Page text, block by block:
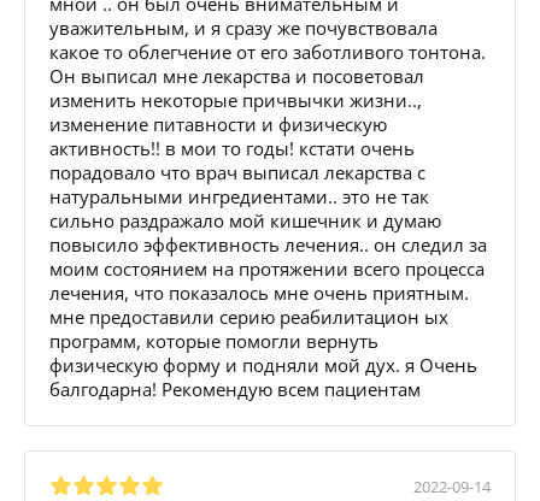
уважительным, и я сразу же почувствовала
какое то облегчение от его заботливого тонтона.
Он выписал мне лекарства и посоветовал
изменить некоторые причвычки жизни..,
изменение питавности и физическую
активность!! в мои то годы! кстати очень
порадовало что врач выписал лекарства с
натуральными ингредиентами.. это не так
сильно раздражало мой кишечник и думаю
повысило эффективность лечения.. он следил за
моим состоянием на протяжении всего процесса
лечения, что показалось мне очень приятным.
мне предоставили серию реабилитацион ых
программ, которые помогли вернуть
физическую форму и подняли мой дух. я Очень
балгодарна! Рекомендую всем пациентам
2022-09-14